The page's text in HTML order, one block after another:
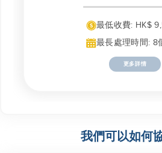
最低收費: HK$
最長處理時間: 8
更多詳情
直聘 - 轉移工
我們可以如何